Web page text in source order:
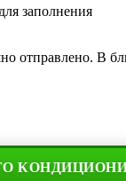
заполнения
отправлено. В